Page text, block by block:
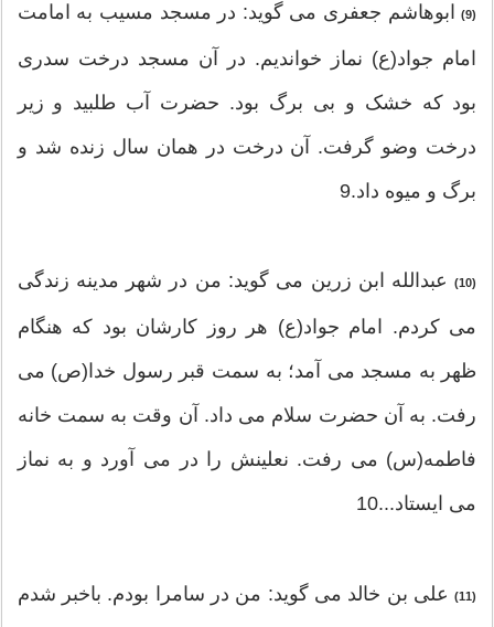
(9) ابوهاشم جعفری می گوید: در مسجد مسیب به امامت
امام جواد(ع) نماز خواندیم. در آن مسجد درخت سدری
بود که خشک و بی برگ بود. حضرت آب طلبید و زیر
درخت وضو گرفت. آن درخت در همان سال زنده شد و
برگ و میوه داد.9
(10) عبدالله ابن زرین می گوید: من در شهر مدینه زندگی
می کردم. امام جواد(ع) هر روز کارشان بود که هنگام
ظهر به مسجد می آمد؛ به سمت قبر رسول خدا(ص) می
رفت. به آن حضرت سلام می داد. آن وقت به سمت خانه
فاطمه(س) می رفت. نعلینش را در می آورد و به نماز
می ایستاد...10
(11) علی بن خالد می گوید: من در سامرا بودم. باخبر شدم